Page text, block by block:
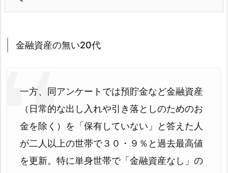
金融資産の無い20代
一方、同アンケートでは預貯金など金融資産
（日常的な出し入れや引き落としのためのお
金を除く）を「保有していない」と答えた人
が二人以上の世帯で３０・９％と過去最高値
を更新。特に単身世帯で「金融資産なし」の